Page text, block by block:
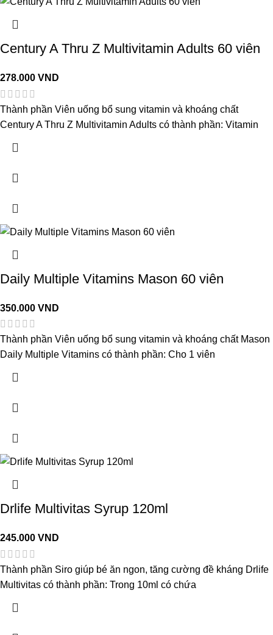
Century A Thru Z Multivitamin Adults 60 viên
278.000VND
Thành phần Viên uống bổ sung vitamin và khoáng chất
Century A Thru Z Multivitamin Adults có thành phần: Vitamin
Daily Multiple Vitamins Mason 60 viên
350.000VND
Thành phần Viên uống bổ sung vitamin và khoáng chất Mason
Daily Multiple Vitamins có thành phần: Cho 1 viên
Drlife Multivitas Syrup 120ml
245.000VND
Thành phần Siro giúp bé ăn ngon, tăng cường đề kháng Drlife
Multivitas có thành phần: Trong 10ml có chứa